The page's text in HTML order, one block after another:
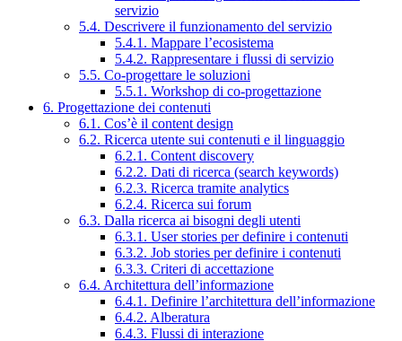
servizio
5.4. Descrivere il funzionamento del servizio
5.4.1. Mappare l’ecosistema
5.4.2. Rappresentare i flussi di servizio
5.5. Co-progettare le soluzioni
5.5.1. Workshop di co-progettazione
6. Progettazione dei contenuti
6.1. Cos’è il content design
6.2. Ricerca utente sui contenuti e il linguaggio
6.2.1. Content discovery
6.2.2. Dati di ricerca (search keywords)
6.2.3. Ricerca tramite analytics
6.2.4. Ricerca sui forum
6.3. Dalla ricerca ai bisogni degli utenti
6.3.1. User stories per definire i contenuti
6.3.2. Job stories per definire i contenuti
6.3.3. Criteri di accettazione
6.4. Architettura dell’informazione
6.4.1. Definire l’architettura dell’informazione
6.4.2. Alberatura
6.4.3. Flussi di interazione